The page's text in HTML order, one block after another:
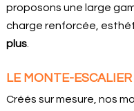
proposons une large
charge renforcée,
plus
LE MONTE-
Créés sur mesure, nos